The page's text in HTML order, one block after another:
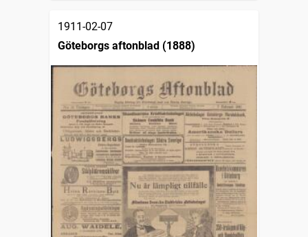
1911-02-07
Göteborgs aftonblad (1888)